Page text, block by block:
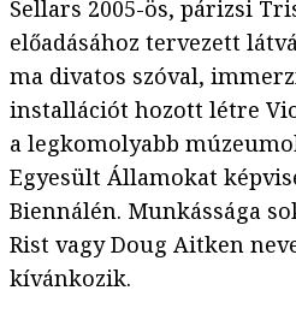
Sellars 2005-ös, párizsi
előadásához tervezett
ma divatos szóval,
installációt hozott létre
a legkomolyabb
Egyesült Államokat
Biennálén. Munkássága
Rist vagy Doug Aitken
kívánkozik.